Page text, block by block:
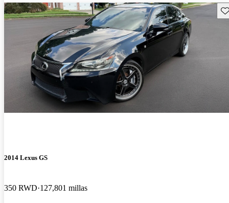
2014 Lexus GS
350 RWD 127,801 millas